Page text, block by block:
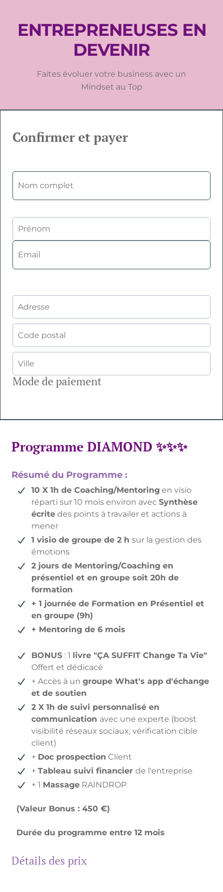
ENTREPRENEUSES EN
DEVENIR
Faites évoluer votre business avec un
Mindset au Top
Confirmer et payer
Mode de paiement
Programme DIAMOND ✨✨✨
Résumé du Programme :
10 X 1h de Coaching/Mentoring en visio
réparti sur 10 mois environ avec Synthèse
écrite des points à travailer et actions à
mener
1 visio de groupe de 2 h sur la gestion des
émotions
2 jours de Mentoring/Coaching en
présentiel et en groupe soit 20h de
formation
+ 1 journée de Formation en Présentiel et
en groupe (9h)
+ Mentoring de 6 mois
BONUS : 1 livre "ÇA SUFFIT Change Ta Vie"
Offert et dédicacé
+ Accès à un groupe What's app d'échange
et de soutien
2 X 1h de suivi personnalisé en
communication avec une experte (boost
visibilité réseaux sociaux, vérification cible
client)
+ Doc prospection Client
+ Tableau suivi financier de l'entreprise
+ 1 Massage RAINDROP
(Valeur Bonus : 450 €)
Durée du programme entre 12 mois
Détails des prix